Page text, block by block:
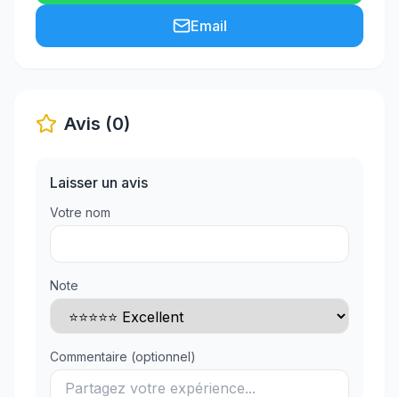
Email
Avis (0)
Laisser un avis
Votre nom
Note
Commentaire (optionnel)